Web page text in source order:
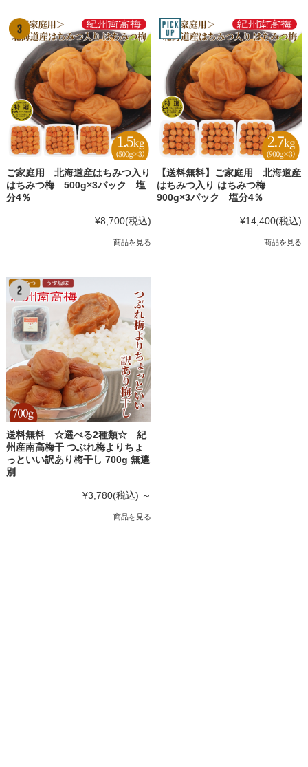
ご家庭用 北海道産はちみつ入り
はちみつ梅 500g×3パック 塩
分4％
¥8,700(税込)
商品を見る
【送料無料】ご家庭用 北海道産
はちみつ入り はちみつ梅
900g×3パック 塩分4％
¥14,400(税込)
商品を見る
送料無料 ☆選べる2種類☆ 紀
州産南高梅干 つぶれ梅よりちょ
っといい訳あり梅干し 700g 無選
別
¥3,780(税込) ～
商品を見る